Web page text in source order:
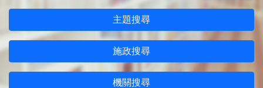
主題搜尋
施政搜尋
機關搜尋